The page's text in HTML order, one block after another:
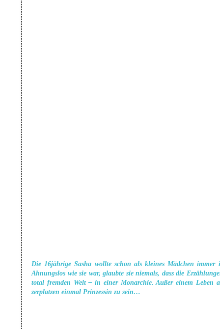
Die 16jährige Sasha wollte schon als kleines Mädchen
Ahnungslos wie sie war, glaubte sie niemals, dass die
total fremden Welt – in einer Monarchie. Außer einem Leben
zerplatzen einmal Prinzessin zu sein…